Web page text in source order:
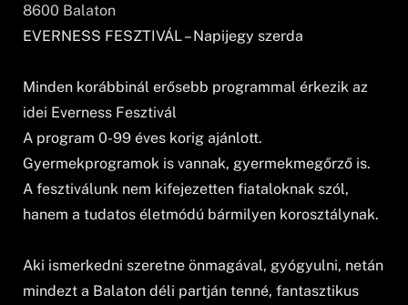
8600 Balaton
EVERNESS FESZTIVÁL – Napijegy szerda
Minden korábbinál erősebb programmal érkezik az
idei Everness Fesztivál
A program 0-99 éves korig ajánlott.
Gyermekprogramok is vannak, gyermekmegőrző is.
A fesztiválunk nem kifejezetten fiataloknak szól,
hanem a tudatos életmódú bármilyen korosztálynak.
Aki ismerkedni szeretne önmagával, gyógyulni, netán
mindezt a Balaton déli partján tenné, fantasztikus